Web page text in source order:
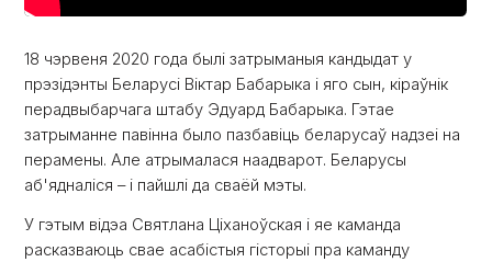
18 чэрвеня 2020 года былі затрыманыя кандыдат у
прэзідэнты Беларусі Віктар Бабарыка і яго сын, кіраўнік
перадвыбарчага штабу Эдуард Бабарыка. Гэтае
затрыманне павінна было пазбавіць беларусаў надзеі на
перамены. Але атрымалася наадварот. Беларусы
аб'ядналіся – і пайшлі да сваёй мэты.
У гэтым відэа Святлана Ціханоўская і яе каманда
расказваюць свае асабістыя гісторыі пра каманду